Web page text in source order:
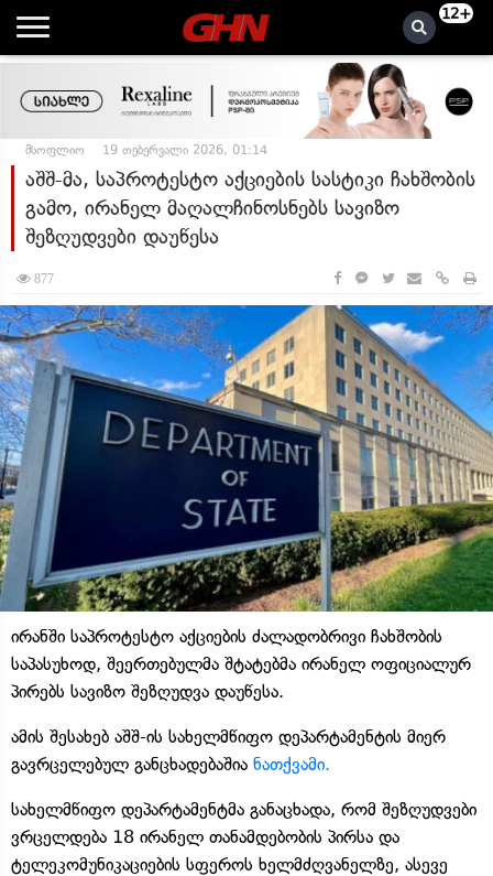
12+
მსოფლიო 19 თებერვალი 2026, 01:14
აშშ-მა, საპროტესტო აქციების სასტიკი ჩახშობის
გამო, ირანელ მაღალჩინოსნებს სავიზო
შეზღუდვები დაუწესა
877
ირანში საპროტესტო აქციების ძალადობრივი ჩახშობის
საპასუხოდ, შეერთებულმა შტატებმა ირანელ ოფიციალურ
პირებს სავიზო შეზღუდვა დაუწესა.
ამის შესახებ აშშ-ის სახელმწიფო დეპარტამენტის მიერ
გავრცელებულ განცხადებაშია ნათქვამი.
სახელმწიფო დეპარტამენტმა განაცხადა, რომ შეზღუდვები
ვრცელდება 18 ირანელ თანამდებობის პირსა და
ტელეკომუნიკაციების სფეროს ხელმძღვანელზე, ასევე